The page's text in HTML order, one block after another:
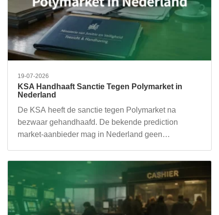
19-07-2026
KSA Handhaaft Sanctie Tegen Polymarket in
Nederland
De KSA heeft de sanctie tegen Polymarket na
bezwaar gehandhaafd. De bekende prediction
market-aanbieder mag in Nederland geen…